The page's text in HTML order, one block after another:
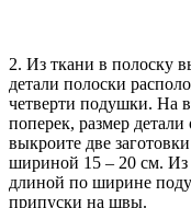
2. Из ткани в полоску
детали полоски
четверти подушки. На
поперек, размер
выкроите две
шириной 15 – 20 см. Из
длиной по ширине
припуски на швы.